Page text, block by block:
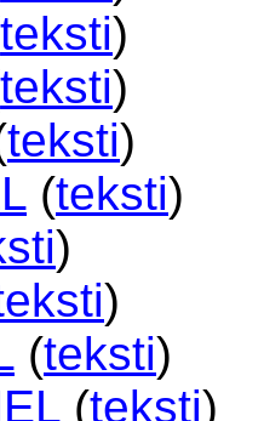
teksti)
teksti)
teksti)
(teksti)
)
)
(teksti)
(teksti)